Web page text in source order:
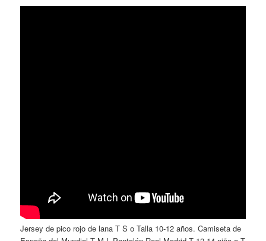
Jersey de pico rojo de lana T S o Talla 10-12 años. Camiseta de